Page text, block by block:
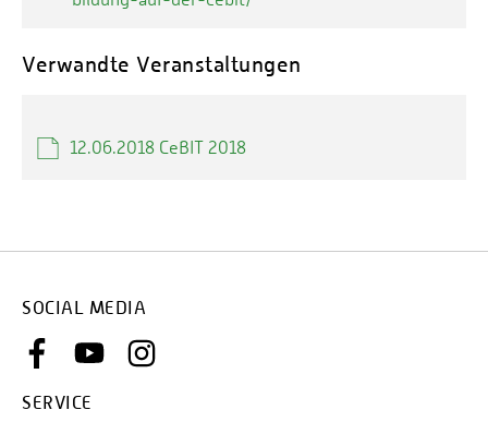
Verwandte Veranstaltungen
12.06.2018 CeBIT 2018
SOCIAL MEDIA
SERVICE